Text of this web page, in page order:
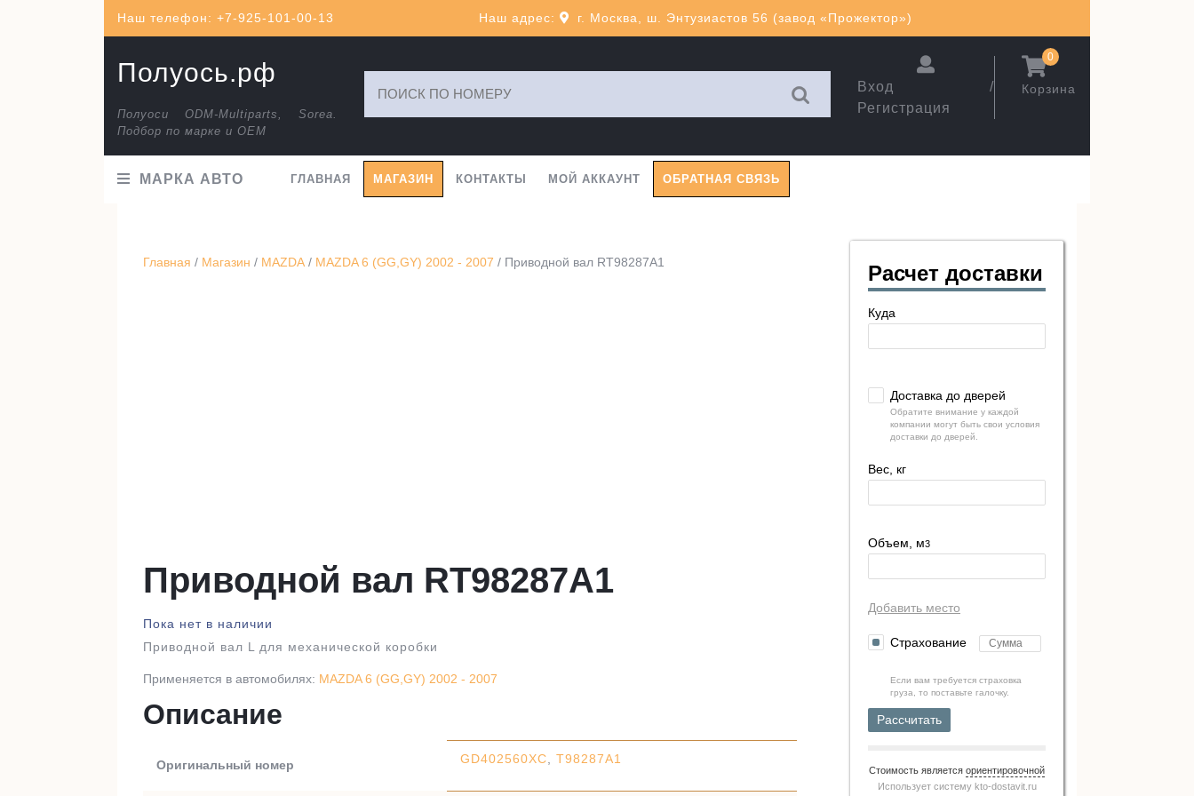
Наш телефон: +7-925-101-00-13 Наш адрес: г. Москва, ш. Энтузиастов 56 (завод «Прожектор»)
Полуось.рф
Полуоси ODM-Multiparts, Sorea.
Подбор по марке и ОЕМ
Вход /
Регистрация
Корзина
0
МАРКА АВТО ГЛАВНАЯ МАГАЗИН КОНТАКТЫ МОЙ АККАУНТ ОБРАТНАЯ СВЯЗЬ
Главная / Магазин / MAZDA / MAZDA 6 (GG,GY) 2002 - 2007 / Приводной вал RT98287A1
Приводной вал RT98287A1
Пока нет в наличии
Приводной вал L для механической коробки
Применяется в автомобилях: MAZDA 6 (GG,GY) 2002 - 2007
Описание
Оригинальный номер GD402560XC, T98287A1
Расчет доставки
Куда
Доставка до дверей
Обратите внимание у каждой
компании могут быть свои условия
доставки до дверей.
Вес, кг
Объем, м3
Добавить место
Страхование
Если вам требуется страховка
груза, то поставьте галочку.
Рассчитать
Стоимость является ориентировочной
Использует систему kto-dostavit.ru